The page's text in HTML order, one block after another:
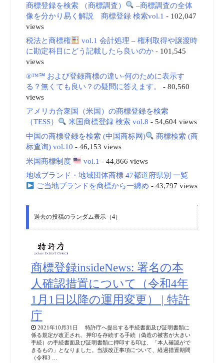
商標登録を検索 （商標調査）
–商標調査の全体
像を分かり易く解説 商標登録 検索vol.1 - 102,047
views
税法と商標権
vol.1 会計処理 – 権利取得や譲渡時
に勘定科目にどう記載したら良いのか- 101,545
views
®™℠ および登録商標の違い-何のために表示す
る？無くても良い？の疑問に答えます。
- 80,560
views
アメリカ合衆国（米国）の商標登録を検索
（TESS）
米国商標登録 検索 vol.8 - 54,604 views
中国の商標登録を検索 (中国商标网)
商標検索 (商
标查询) vol.10 - 46,153 views
米国商標制度
vol.1 - 44,866 views
地域ブランド・地域団体商標 47都道府県別 一覧
ご当地ブランドを商標から一纏め - 43,797 views
過去の投稿のランダム表示（4）
商標登録insideNews: 署名の本
人確認措置について（令和4年
1月1日以降の運用変更） | 特許
庁
2021年10月31日 特許庁へ提出する手続書面及び証明書類に
係る規定が改正され、押印を存続する手続（偽造の被害が大きい
手続）の手続書面及び証明書類に押印する印は、「本人確認がで
きるもの」となりました。当該改正事項について、経過措置期間
（令和3 …